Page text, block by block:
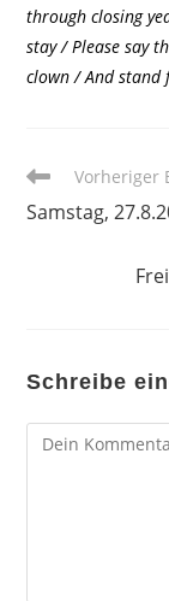
through closing
stay / Please say
clown / And stand
Weitere
ansehen
Vorheriger
Samstag,
Schreibe
Kommentar